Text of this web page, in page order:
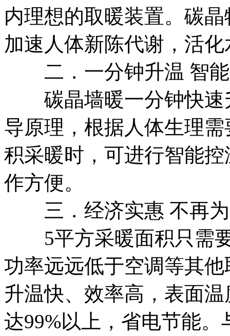
内理想的取暖装置。碳
加速人体新陈代谢，活
二．一分钟升温 智能
碳晶墙暖一分钟快速
导原理，根据人体生理
积采暖时，可进行智能
作方便。
三．经济实惠 不再为
5平方采暖面积只需要
功率远远低于空调等其
升温快、效率高，表面
达99%以上，省电节能